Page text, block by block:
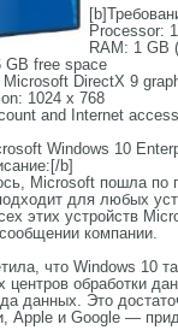
Processor:
RAM: 1 GB
GB free space
DirectX 9
1024 x 768
and Internet access
Windows 10
b]
Microsoft пошла по
для любых
этих устройств
компании.
что Windows 10
центров обработки
данных. Это
Apple и Google —